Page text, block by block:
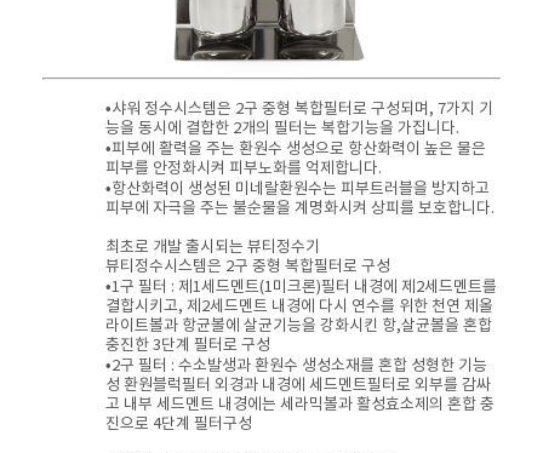
•샤워 정수시스템은 2구 중형 복합필터로 구성되며, 7가지 기
능을 동시에 결합한 2개의 필터는 복합기능을 가집니다.
•피부에 활력을 주는 환원수 생성으로 항산화력이 높은 물은
피부를 안정화시켜 피부노화를 억제합니다.
•항산화력이 생성된 미네랄환원수는 피부트러블을 방지하고
피부에 자극을 주는 불순물을 계명화시켜 상피를 보호합니다.
최초로 개발 출시되는 뷰티정수기
뷰티정수시스템은 2구 중형 복합필터로 구성
•1구 필터 : 제1세드멘트(1미크론)필터 내경에 제2세드멘트를
결합시키고, 제2세드멘트 내경에 다시 연수를 위한 천연 제올
라이트볼과 항균볼에 살균기능을 강화시킨 항,살균볼을 혼합
충진한 3단계 필터로 구성
•2구 필터 : 수소발생과 환원수 생성소재를 혼합 성형한 기능
성 환원블럭필터 외경과 내경에 세드멘트필터로 외부를 감싸
고 내부 세드멘트 내경에는 세라믹볼과 활성효소제의 혼합 충
진으로 4단계 필터구성